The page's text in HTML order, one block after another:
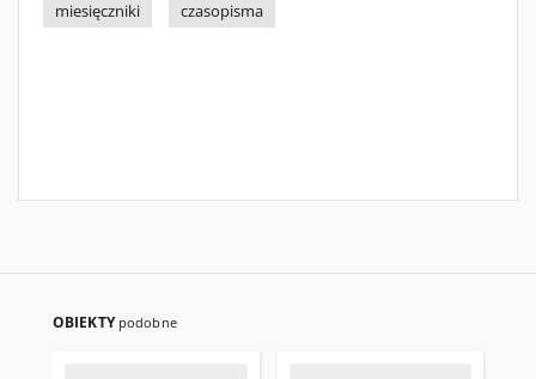
miesięczniki
czasopisma
OBIEKTY podobne